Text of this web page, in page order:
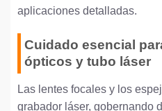
aplicaciones detalladas.
Cuidado esencial
ópticos y tubo láser
Las lentes focales y los
grabador láser, gobernando